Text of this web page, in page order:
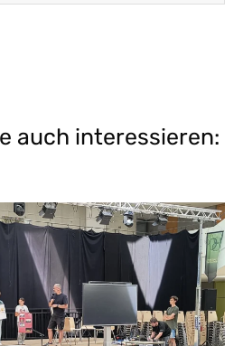
auch interessieren: